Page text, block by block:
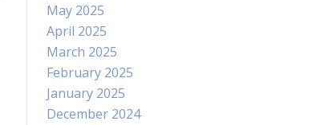
May 2025
April 2025
March 2025
February 2025
January 2025
December 2024